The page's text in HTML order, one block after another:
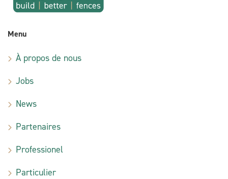
Menu
À propos de nous
Jobs
News
Partenaires
Professionel
Particulier